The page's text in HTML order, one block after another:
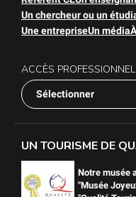
Un chercheur ou un
Une entrepriseUn média
ACCÈS
Sélectionner
UN TOURISME DE
Notre musée
"Musée